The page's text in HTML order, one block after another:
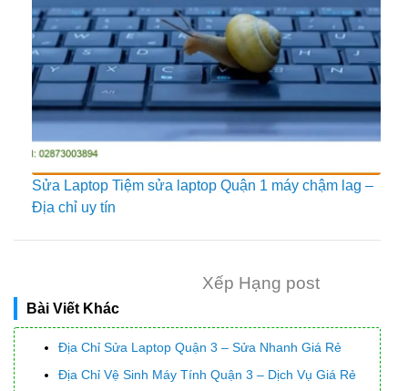
Sửa Laptop Tiệm sửa laptop Quận 1 máy chậm lag –
Địa chỉ uy tín
Xếp Hạng post
Bài Viết Khác
Địa Chỉ Sửa Laptop Quận 3 – Sửa Nhanh Giá Rẻ
Địa Chỉ Vệ Sinh Máy Tính Quận 3 – Dịch Vụ Giá Rẻ